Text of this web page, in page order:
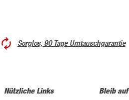
Sorglos, 90 Tage Umtauschgarantie
Nützliche Links Bleib